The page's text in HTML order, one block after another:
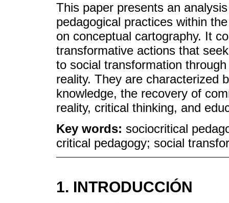
This paper presents an
pedagogical practices within
on conceptual cartography. It
transformative actions that
to social transformation
reality. They are characterized
knowledge, the recovery of
reality, critical thinking, and
Key words: sociocritical
critical pedagogy; social
1. INTRODUCCIÓN